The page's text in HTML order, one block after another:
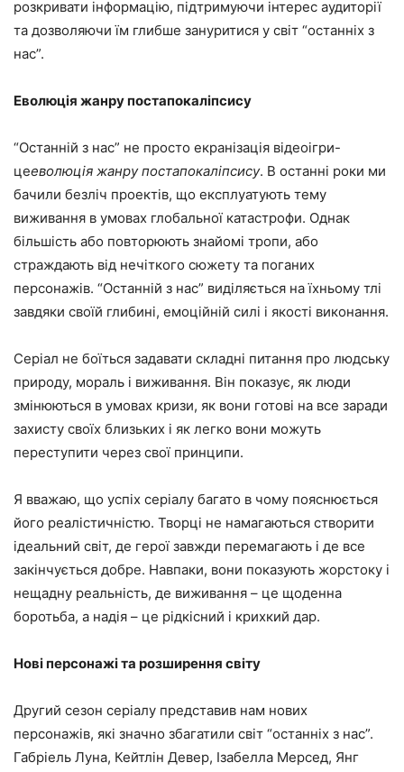
розкривати інформацію, підтримуючи інтерес аудиторії
та дозволяючи їм глибше зануритися у світ “останніх з
нас”.
Еволюція жанру постапокаліпсису
“Останній з нас” не просто екранізація відеоігри-
цееволюція жанру постапокаліпсису. В останні роки ми
бачили безліч проектів, що експлуатують тему
виживання в умовах глобальної катастрофи. Однак
більшість або повторюють знайомі тропи, або
страждають від нечіткого сюжету та поганих
персонажів. “Останній з нас” виділяється на їхньому тлі
завдяки своїй глибині, емоційній силі і якості виконання.
Серіал не боїться задавати складні питання про людську
природу, мораль і виживання. Він показує, як люди
змінюються в умовах кризи, як вони готові на все заради
захисту своїх близьких і як легко вони можуть
переступити через свої принципи.
Я вважаю, що успіх серіалу багато в чому пояснюється
його реалістичністю. Творці не намагаються створити
ідеальний світ, де герої завжди перемагають і де все
закінчується добре. Навпаки, вони показують жорстоку і
нещадну реальність, де виживання – це щоденна
боротьба, а надія – це рідкісний і крихкий дар.
Нові персонажі та розширення світу
Другий сезон серіалу представив нам нових
персонажів, які значно збагатили світ “останніх з нас”.
Габріель Луна, Кейтлін Девер, Ізабелла Мерсед, Янг